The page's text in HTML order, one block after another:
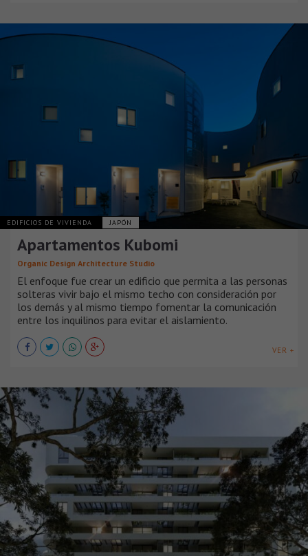
EDIFICIOS DE VIVIENDA JAPÓN
Apartamentos Kubomi
Organic Design Architecture Studio
El enfoque fue crear un edificio que permita a las personas
solteras vivir bajo el mismo techo con consideración por
los demás y al mismo tiempo fomentar la comunicación
entre los inquilinos para evitar el aislamiento.
VER +